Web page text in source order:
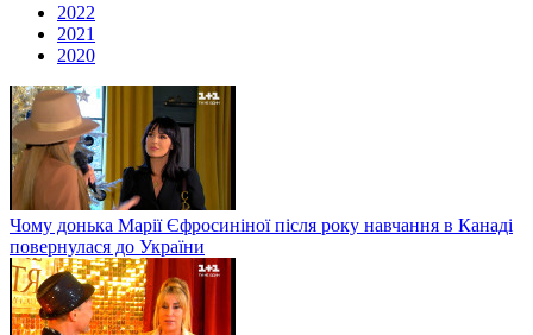
2022
2021
2020
Чому донька Марії Єфросиніної після року навчання в Канаді
повернулася до України